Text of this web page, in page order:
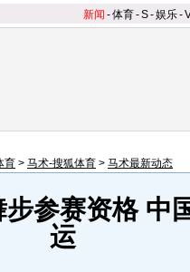
新闻 -体育-S-娱乐-
育 > 马术-搜狐体育 > 马术最新动态
参赛资格 中
运